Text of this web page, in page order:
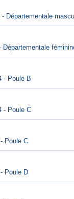
Départementale
- Poule B
- Poule C
Poule C
Poule D